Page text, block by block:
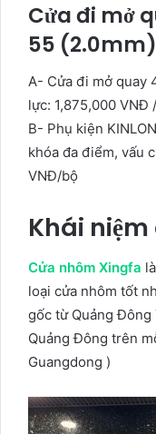
Cửa đi mở
55 (2.0mm)
A- Cửa đi mở quay
lực: 1,875,000 VNĐ
B- Phụ kiện
khóa đa điểm, vấu
VNĐ/bộ
Khái
Cửa nhôm Xingfa
loại cửa nhôm tốt
gốc từ Quảng Đông
Quảng Đông trên
Guangdong )